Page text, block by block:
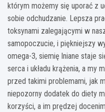
którym możemy się uporać z
sobie odchudzanie. Lepsza
toksynami zalegającymi w
samopoczucie, i piękniejszy
omega-3, siemię lniane staje
serca i układu krążenia, a my
przed takimi problemami, jak
niepozorny dodatek do diety
korzyści, a im prędzej